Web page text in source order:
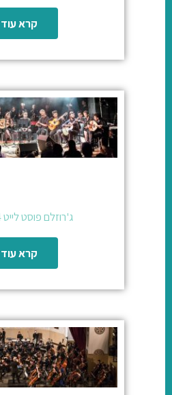
קרא עוד
ג'רוזלם פוסט לייט 26.11.14
קרא עוד